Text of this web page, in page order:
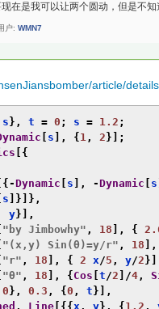
在是我可以让两个圆动，但是不
户: WMN7
article/
s }, t = 0 ; s = 1.2 ;
s ], { 1 , 2 }];
[{
[{-Dynamic s ], -Dynamic s
s ]}]},
y}],
"by Jimbowhy" , 18 ], {
"(x,y) Sin(θ)=y/r" , 18 ],
"r" , 18 ], { 2 x/5 , y/2
"θ" , 18 ], { Cos t/2 ]/4 ,
0 }, 0.3 , { 0 , t }],
, Line [{{ x , y}, { 1.2 ,